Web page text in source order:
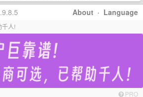
About · Language
人!
PRO